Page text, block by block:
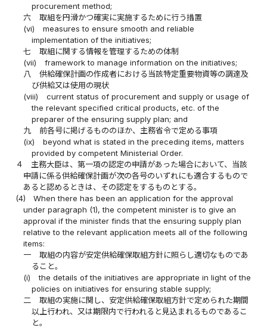
procurement method;
六
取組を円滑かつ確実に実施するために行う措置
(vi)
measures to ensure smooth and reliable
implementation of the initiatives;
七
取組に関する情報を管理するための体制
(vii)
framework to manage information on the initiatives;
八
供給確保計画の作成者における当該特定重要物資等の調達及
び供給又は使用の現状
(viii)
current status of procurement and supply or usage of
the relevant specified critical products, etc. of the
preparer of the ensuring supply plan; and
九
前各号に掲げるもののほか、主務省令で定める事項
(ix)
beyond what is stated in the preceding items, matters
provided by competent Ministerial Order.
４
主務大臣は、第一項の認定の申請があった場合において、当該
申請に係る供給確保計画が次の各号のいずれにも適合するもので
あると認めるときは、その認定をするものとする。
(4)
When there has been an application for the approval
under paragraph (1), the competent minister is to give an
approval if the minister finds that the ensuring supply plan
relative to the relevant application meets all of the following
items:
一
取組の内容が安定供給確保取組方針に照らし適切なものであ
ること。
(i)
the details of the initiatives are appropriate in light of the
policies on initiatives for ensuring stable supply;
二
取組の実施に関し、安定供給確保取組方針で定められた期間
以上行われ、又は期限内で行われると見込まれるものであるこ
と。